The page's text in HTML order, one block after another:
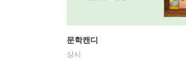
문학캔디
상시